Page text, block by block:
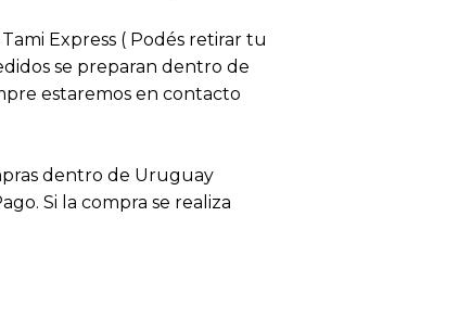
Express ( Podés retirar tu
se preparan dentro de
estaremos en contacto
dentro de Uruguay
Si la compra se realiza